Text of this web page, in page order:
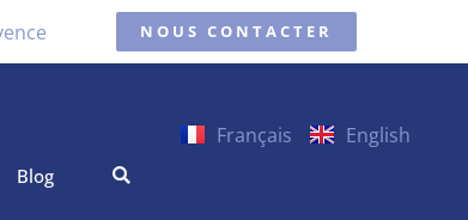
NOUS CONTACTER
Français English
Blog